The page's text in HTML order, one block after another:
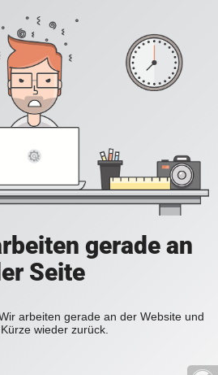
gerade an
Seite
arbeiten gerade an der Website und
wieder zurück.